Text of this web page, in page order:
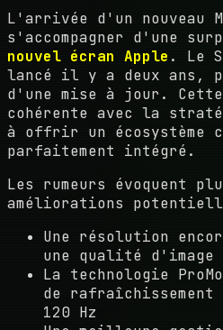
L'arrivée d'un nouveau
s'accompagner d'une
nouvel écran Apple . Le
lancé il y a deux ans,
d'une mise à jour.
cohérente avec la
à offrir un écosystème
parfaitement intégré.
Les rumeurs évoquent
améliorations
Une résolution
une qualité d'image
La technologie
de
120 Hz